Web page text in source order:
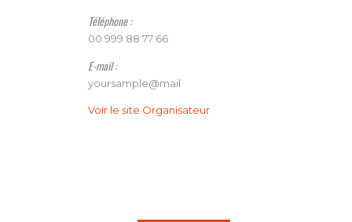
Téléphone :
00 999 88 77 66
E-mail :
yoursample@mail
Voir le site Organisateur